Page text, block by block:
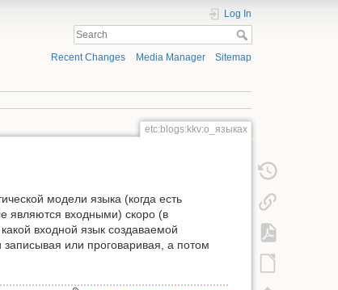
Log In
Recent Changes Media Manager Sitemap
etc:blogs:kkv:о_языках
модели языка (когда есть
являются входными) скоро (в
входной язык создаваемой
или проговаривая, а потом